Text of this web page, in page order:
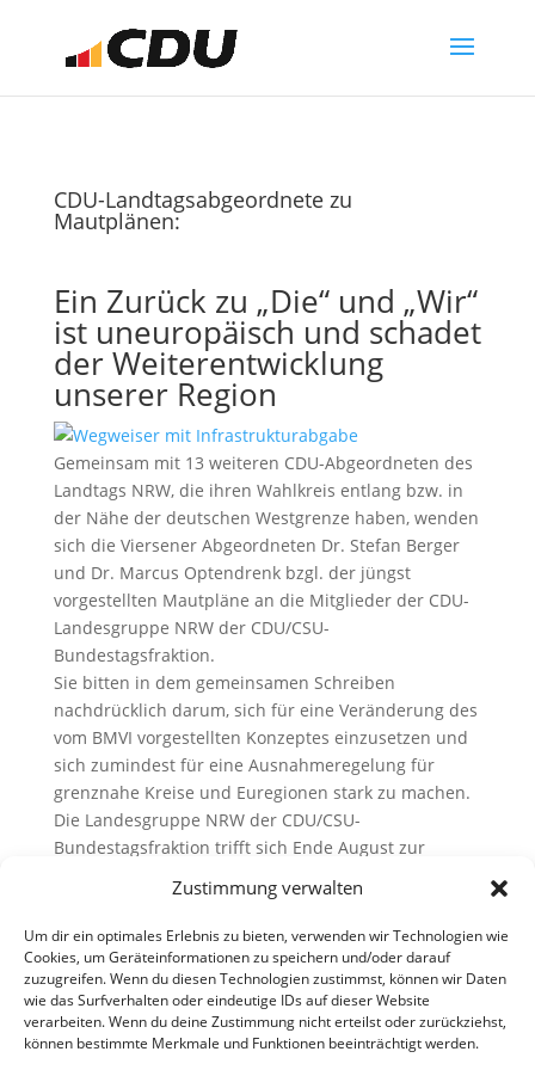
Zustimmung verwalten
Um dir ein optimales Erlebnis zu bieten, verwenden wir Technologien wie
Cookies, um Geräteinformationen zu speichern und/oder darauf
zuzugreifen. Wenn du diesen Technologien zustimmst, können wir Daten
wie das Surfverhalten oder eindeutige IDs auf dieser Website
verarbeiten. Wenn du deine Zustimmung nicht erteilst oder zurückziehst,
können bestimmte Merkmale und Funktionen beeinträchtigt werden.
CDU-Landtagsabgeordnete zu
Mautplänen:
Ein Zurück zu „Die“ und „Wir“
ist uneuropäisch und schadet
der Weiterentwicklung
unserer Region
Gemeinsam mit 13 weiteren CDU-Abgeordneten des
Landtags NRW, die ihren Wahlkreis entlang bzw. in
der Nähe der deutschen Westgrenze haben, wenden
sich die Viersener Abgeordneten Dr. Stefan Berger
und Dr. Marcus Optendrenk bzgl. der jüngst
vorgestellten Mautpläne an die Mitglieder der CDU-
Landesgruppe NRW der CDU/CSU-
Bundestagsfraktion.
Sie bitten in dem gemeinsamen Schreiben
nachdrücklich darum, sich für eine Veränderung des
vom BMVI vorgestellten Konzeptes einzusetzen und
sich zumindest für eine Ausnahmeregelung für
grenznahe Kreise und Euregionen stark zu machen.
Die Landesgruppe NRW der CDU/CSU-
Bundestagsfraktion trifft sich Ende August zur
Lesen Sie den Brief der CDU-Landtagsabgeordneten
hier
Foto: ©stockWERK-Fotolia.com